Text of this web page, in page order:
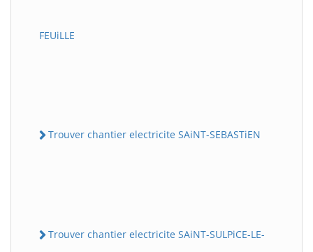
FEUiLLE
Trouver chantier electricite SAiNT-SEBASTiEN
Trouver chantier electricite SAiNT-SULPiCE-LE-